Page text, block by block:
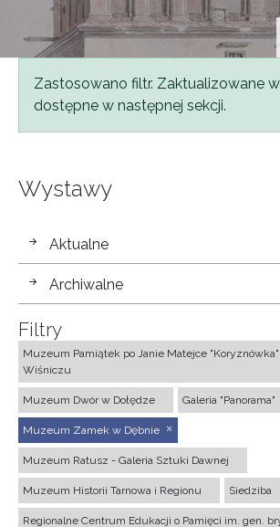
Komunikat
Zastosowano filtr. Zaktualizowane
dostępne w następnej sekcji.
Wystawy
wystawy
Aktualne
Archiwalne
Filtry
Muzeum Pamiątek po Janie Matejce
Wiśniczu
Muzeum Dwór w Dołędze Galeria "Panorama"
Muzeum Zamek w Dębnie
Muzeum Ratusz - Galeria Sztuki Dawnej
Muzeum Historii Tarnowa i Regionu Siedziba
Regionalne Centrum Edukacji o Pamięci im. gen.